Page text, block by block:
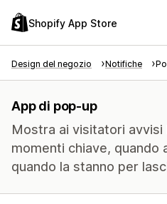
Shopify App Store
Design del negozio Notifiche
App di pop-up
Mostra ai visitatori avvisi
momenti chiave, quando
quando la stanno per